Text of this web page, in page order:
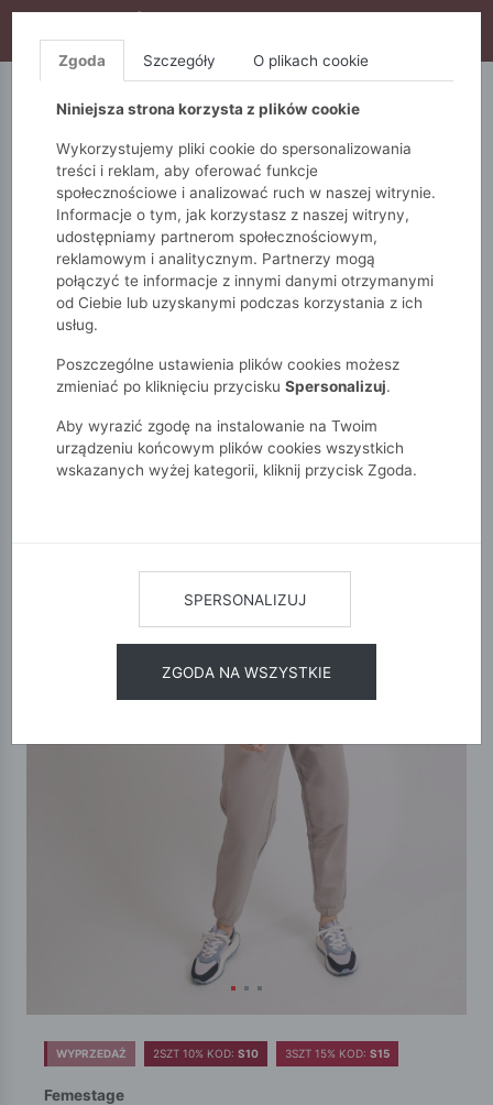
S10), DODATKOWE 15% ZA 3SZT (KOD: S15)
5.10.15. QUIOSQUE
Monnari Zobacz wszystko
Dresy
Spodnie dresowe z bawełną
WYPRZEDAŻ 2SZT 10% KOD: S10 3SZT 15% KOD: S15
Femestage
Zgoda Szczegóły O plikach cookie
Niniejsza strona korzysta z plików cookie
Wykorzystujemy pliki cookie do spersonalizowania
treści i reklam, aby oferować funkcje
społecznościowe i analizować ruch w naszej witrynie.
Informacje o tym, jak korzystasz z naszej witryny,
udostępniamy partnerom społecznościowym,
reklamowym i analitycznym. Partnerzy mogą
połączyć te informacje z innymi danymi otrzymanymi
od Ciebie lub uzyskanymi podczas korzystania z ich
usług.
Poszczególne ustawienia plików cookies możesz
zmieniać po kliknięciu przycisku Spersonalizuj.
Aby wyrazić zgodę na instalowanie na Twoim
urządzeniu końcowym plików cookies wszystkich
wskazanych wyżej kategorii, kliknij przycisk Zgoda.
SPERSONALIZUJ
ZGODA NA WSZYSTKIE